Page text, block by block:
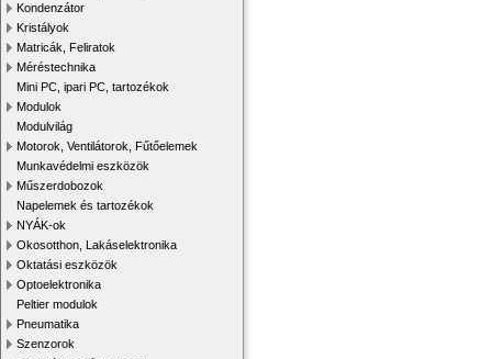
Kondenzátor
Kristályok
Matricák, Feliratok
Méréstechnika
Mini PC, ipari PC, tartozékok
Modulok
Modulvilág
Motorok, Ventilátorok, Fűtőelemek
Munkavédelmi eszközök
Műszerdobozok
Napelemek és tartozékok
NYÁK-ok
Okosotthon, Lakáselektronika
Oktatási eszközök
Optoelektronika
Peltier modulok
Pneumatika
Szenzorok